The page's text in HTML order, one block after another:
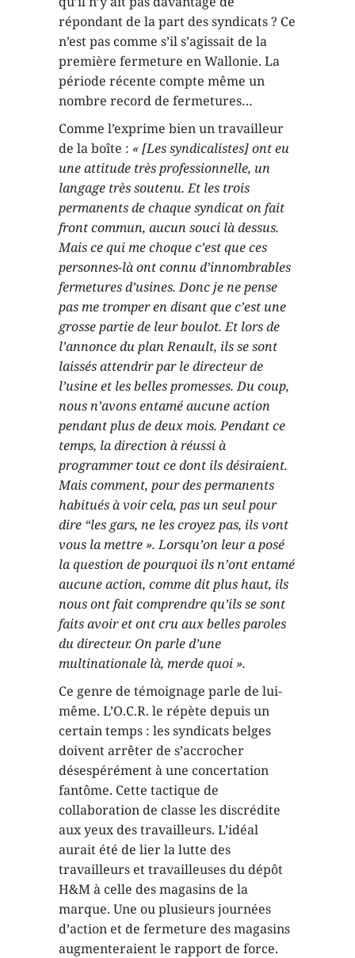
répondant de la part des syndicats ? Ce
n’est pas comme s’il s’agissait de la
première fermeture en Wallonie. La
période récente compte même un
nombre record de fermetures…
Comme l’exprime bien un travailleur
de la boîte : « [Les syndicalistes] ont eu
une attitude très professionnelle, un
langage très soutenu. Et les trois
permanents de chaque syndicat on fait
front commun, aucun souci là dessus.
Mais ce qui me choque c’est que ces
personnes-là ont connu d’innombrables
fermetures d’usines. Donc je ne pense
pas me tromper en disant que c’est une
grosse partie de leur boulot. Et lors de
l’annonce du plan Renault, ils se sont
laissés attendrir par le directeur de
l’usine et les belles promesses. Du coup,
nous n’avons entamé aucune action
pendant plus de deux mois. Pendant ce
temps, la direction à réussi à
programmer tout ce dont ils désiraient.
Mais comment, pour des permanents
habitués à voir cela, pas un seul pour
dire “les gars, ne les croyez pas, ils vont
vous la mettre ». Lorsqu’on leur a posé
la question de pourquoi ils n’ont entamé
aucune action, comme dit plus haut, ils
nous ont fait comprendre qu’ils se sont
faits avoir et ont cru aux belles paroles
du directeur. On parle d’une
multinationale là, merde quoi ».
Ce genre de témoignage parle de lui-
même. L’O.C.R. le répète depuis un
certain temps : les syndicats belges
doivent arrêter de s’accrocher
désespérément à une concertation
fantôme. Cette tactique de
collaboration de classe les discrédite
aux yeux des travailleurs. L’idéal
aurait été de lier la lutte des
travailleurs et travailleuses du dépôt
H&M à celle des magasins de la
marque. Une ou plusieurs journées
d’action et de fermeture des magasins
augmenteraient le rapport de force.